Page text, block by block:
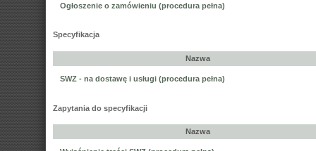
Ogłoszenie o zamówieniu (procedura pełna)
Specyfikacja
Nazwa
SWZ - na dostawę i usługi (procedura pełna)
Zapytania do specyfikacji
Nazwa